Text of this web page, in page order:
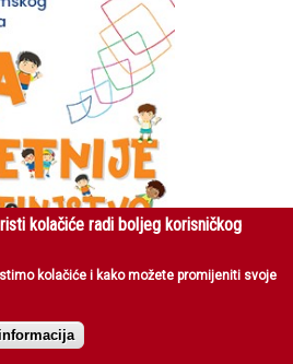
kolačiće radi boljeg korisničkog
kolačiće i kako možete promijeniti svoje